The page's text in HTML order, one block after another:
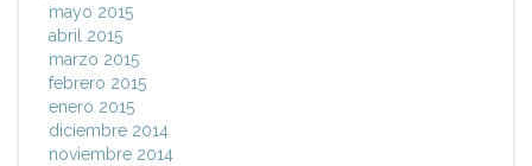
mayo 2015
abril 2015
marzo 2015
febrero 2015
enero 2015
diciembre 2014
noviembre 2014